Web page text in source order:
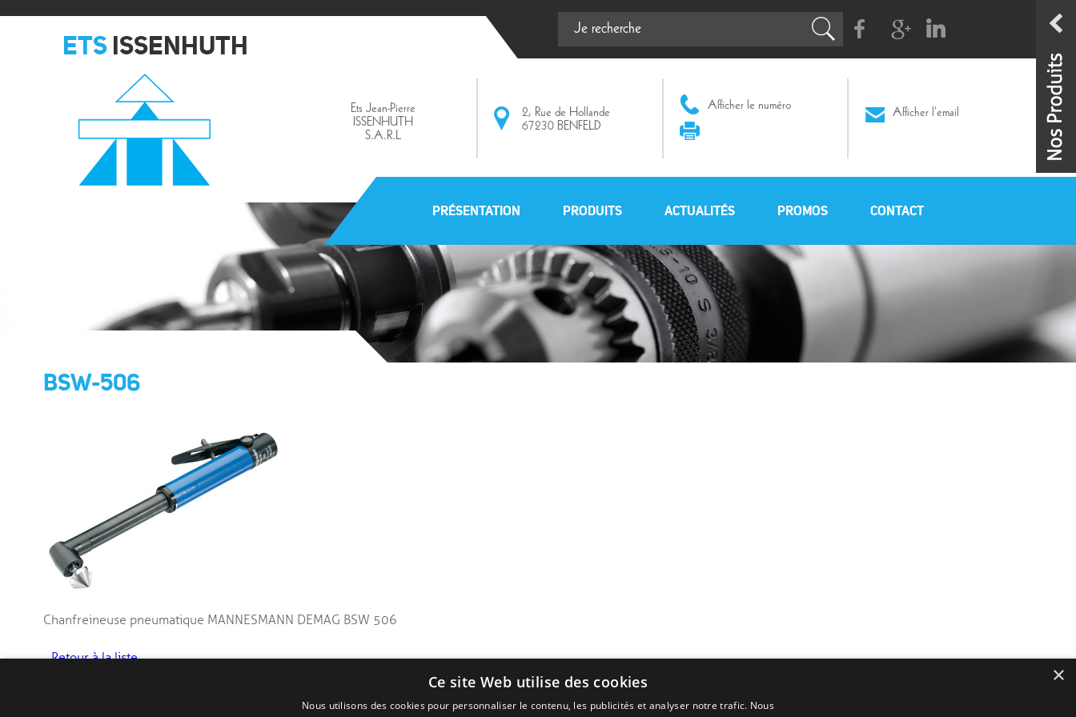
ETS ISSENHUTH Facebook
G+ Linkedin
Ets Jean-Pierre
ISSENHUTH
S.A.R.L
2, Rue de Hollande
67230 BENFELD
Afficher le numéro
Afficher l'email
PRÉSENTATION PRODUITS ACTUALITÉS PROMOS CONTACT
BSW-506
Chanfreineuse pneumatique MANNESMANN DEMAG BSW 506
Retour à la liste
×
Ce site Web utilise des cookies
Nous utilisons des cookies pour personnaliser le contenu, les publicités et analyser notre trafic. Nous